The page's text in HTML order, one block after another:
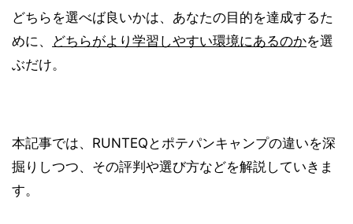
どちらを選べば良いかは、あなたの目的を達成するた
めに、 どちらがより学習しやすい環境にあるのかを選
ぶだけ。
本記事では、RUNTEQとポテパンキャンプの違いを深
掘りしつつ、その評判や選び方などを解説していきま
す。